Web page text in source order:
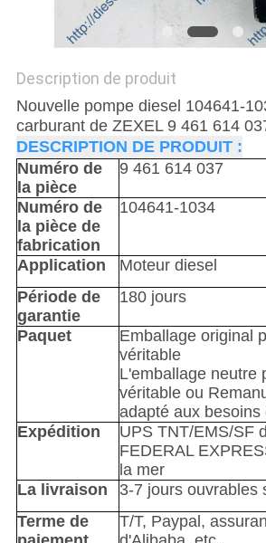
CONFIDENTIALITÉ
Description de produit
Nouvelle pompe diesel 104641-
carburant de ZEXEL 9 461 614
DESCRIPTION DE PRODUIT :
Numéro de
la pièce
9 461 614 037
Numéro de
la pièce de
fabrication
104641-1034
Application
Moteur diesel
Période de
garantie
180 jours
Paquet
Emballage original
véritable
L'emballage neutre
véritable ou
adapté aux besoins
Expédition
UPS TNT/EMS/SF
FEDERAL
la mer
La livraison
3-7 jours ouvrables
Terme de
T/T, Paypal,